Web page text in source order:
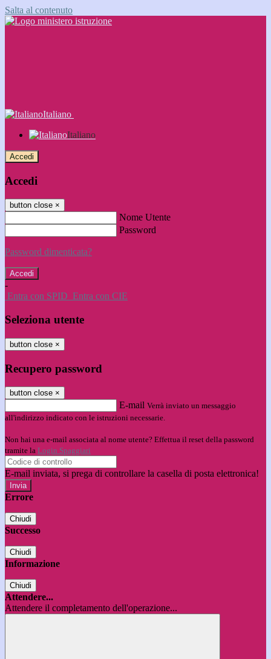
Salta al contenuto
Italiano
Italiano
Accedi
Accedi
button close ×
Nome Utente
Password
Password dimenticata?
-
Entra con SPID Entra con CIE
Seleziona utente
button close ×
Recupero password
button close ×
E-mail Verrà inviato un messaggio
all'indirizzo indicato con le istruzioni necessarie.
Non hai una e-mail associata al nome utente? Effettua il reset della password
tramite la Login Spaggiari
E-mail inviata, si prega di controllare la casella di posta elettronica!
Errore
Chiudi
Successo
Chiudi
Informazione
Chiudi
Attendere...
Attendere il completamento dell'operazione...